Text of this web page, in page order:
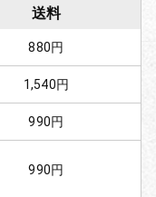
送料
880円
1,540円
990円
990円